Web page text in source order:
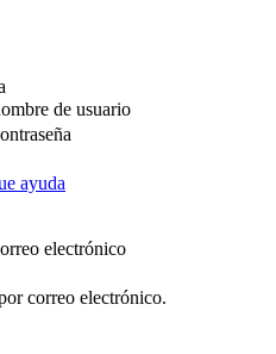
de usuario
ayuda
electrónico
correo electrónico.